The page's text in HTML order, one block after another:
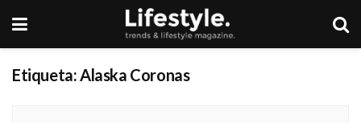
Etiqueta:Alaska Coronas